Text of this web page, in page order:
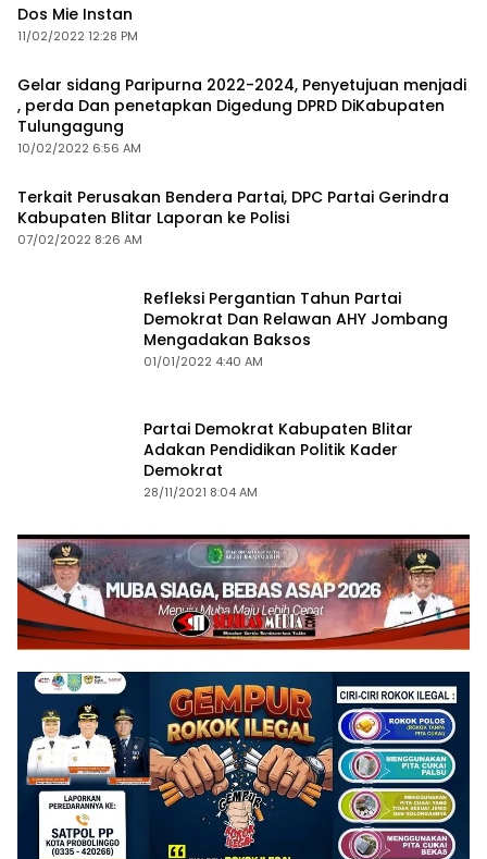
Dos Mie Instan
11/02/2022 12:28 PM
Gelar sidang Paripurna 2022-2024, Penyetujuan menjadi
, perda Dan penetapkan Digedung DPRD DiKabupaten
Tulungagung
10/02/2022 6:56 AM
Terkait Perusakan Bendera Partai, DPC Partai Gerindra
Kabupaten Blitar Laporan ke Polisi
07/02/2022 8:26 AM
Refleksi Pergantian Tahun Partai
Demokrat Dan Relawan AHY Jombang
Mengadakan Baksos
01/01/2022 4:40 AM
Partai Demokrat Kabupaten Blitar
Adakan Pendidikan Politik Kader
Demokrat
28/11/2021 8:04 AM